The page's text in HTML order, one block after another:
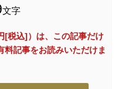
文字
[税込]）は、この記事だけ
記事をお読みいただけま